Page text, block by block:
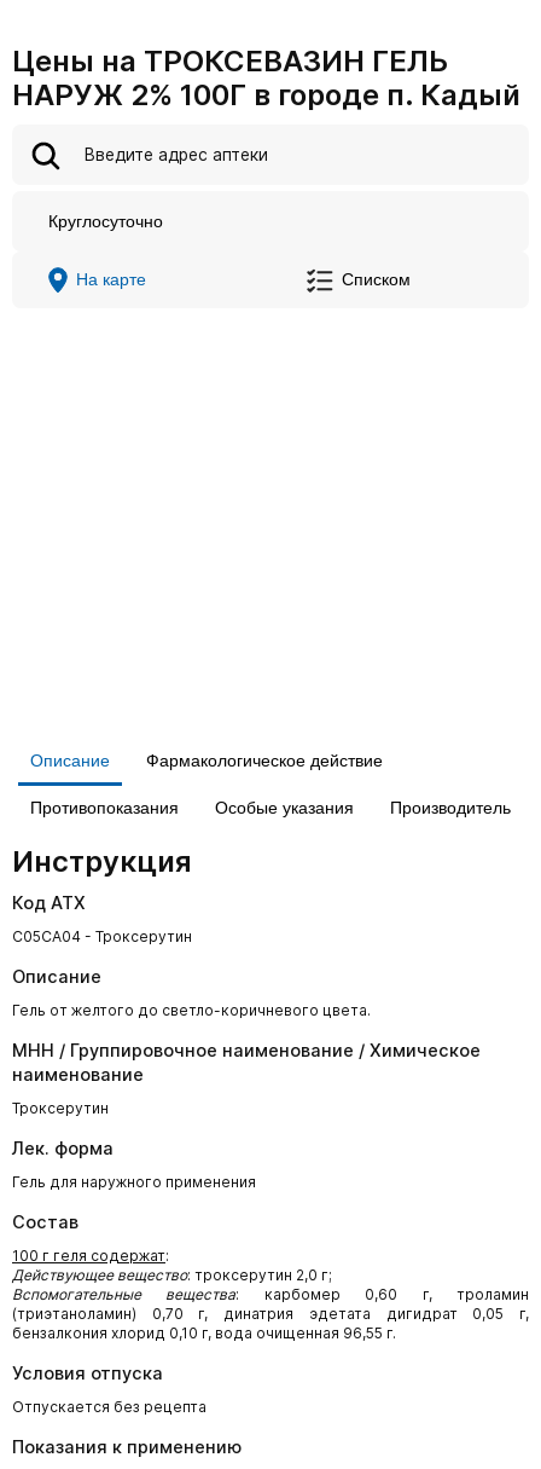
Цены на ТРОКСЕВАЗИН ГЕЛЬ
НАРУЖ 2% 100Г в городе п. Кадый
Круглосуточно
На карте Списком
Описание Фармакологическое действие
Противопоказания Особые указания Производитель
Инструкция
Код АТХ
C05CA04 - Троксерутин
Описание
Гель от желтого до светло-коричневого цвета.
МНН / Группировочное наименование / Химическое
наименование
Троксерутин
Лек. форма
Гель для наружного применения
Состав
100 г геля содержат:
Действующее вещество: троксерутин 2,0 г;
Вспомогательные вещества: карбомер 0,60 г, троламин
(триэтаноламин) 0,70 г, динатрия эдетата дигидрат 0,05 г,
бензалкония хлорид 0,10 г, вода очищенная 96,55 г.
Условия отпуска
Отпускается без рецепта
Показания к применению